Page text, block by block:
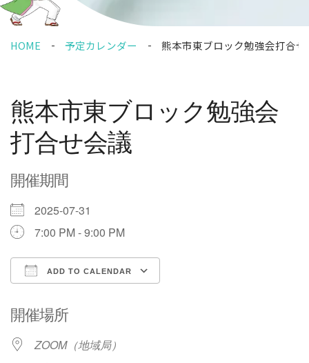
HOME 予定カレンダー 熊本市東ブロック勉強会打合
熊本市東ブロック勉強会
打合せ会議
開催期間
2025-07-31
7:00 PM - 9:00 PM
ADD TO CALENDAR
開催場所
ZOOM（地域局）
,